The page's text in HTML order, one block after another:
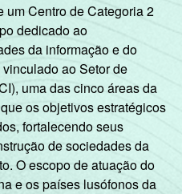
um Centro de Categoria 2
dedicado ao
da informação e do
ao Setor de
uma das cinco áreas da
os objetivos estratégicos
fortalecendo seus
de sociedades da
O escopo de atuação do
e os países lusófonos da